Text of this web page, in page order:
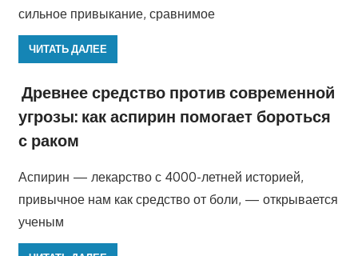
сильное привыкание, сравнимое
ЧИТАТЬ ДАЛЕЕ
Древнее средство против современной
угрозы: как аспирин помогает бороться
с раком
Аспирин — лекарство с 4000-летней историей,
привычное нам как средство от боли, — открывается
ученым